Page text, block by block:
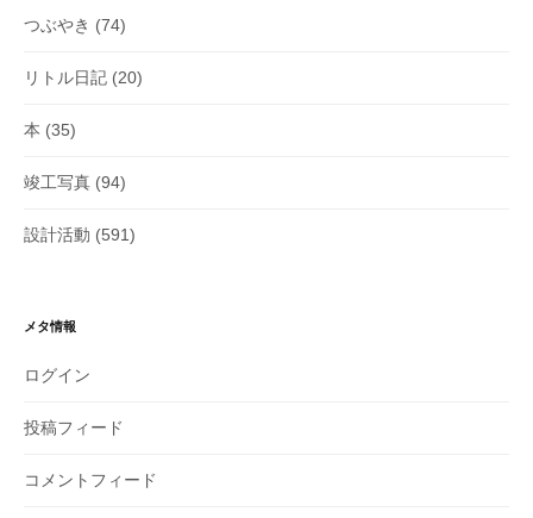
つぶやき (74)
リトル日記 (20)
本 (35)
竣工写真 (94)
設計活動 (591)
メタ情報
ログイン
投稿フィード
コメントフィード